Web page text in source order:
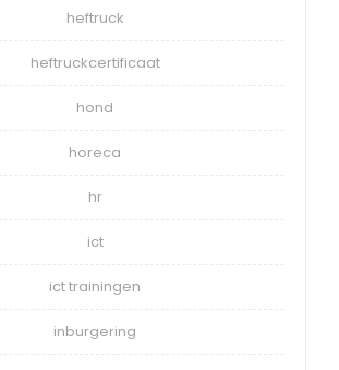
heftruck
heftruckcertificaat
hond
horeca
hr
ict
ict trainingen
inburgering